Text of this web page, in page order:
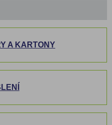
A KARTONY